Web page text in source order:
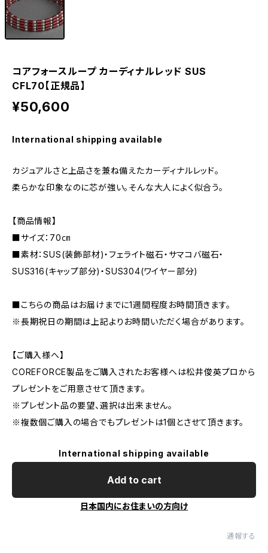
コアフォースループ カーディナルレッド SUS
CFL70【正規品】
¥50,600
International shipping available
カジュアルさと上品さを兼ね備えたカーディナルレッド。
柔らかな印象なのに芯が強い。そんな大人によく似合う。
【商品情報】
■サイズ：70㎝
■素材：SUS(装飾部材)・フェライト磁石・サマコバ磁石・
SUS316(キャップ部分)・SUS304(ワイヤー部分)
■こちらの商品はお届けまでに1週間程度お時間頂きます。
※長期祝日の期間は上記よりお時間いただく場合があります。
【ご購入様へ】
COREFORCE製品をご購入されたお客様へは松井俊英プロから
プレゼントをご用意させて頂きます。
※プレゼント品の要望、選択は出来ません。
※複数個ご購入の場合でもプレゼントは1個とさせて頂きます。
International shipping available
Add to cart
日本国内にお住まいの方向け
通報する